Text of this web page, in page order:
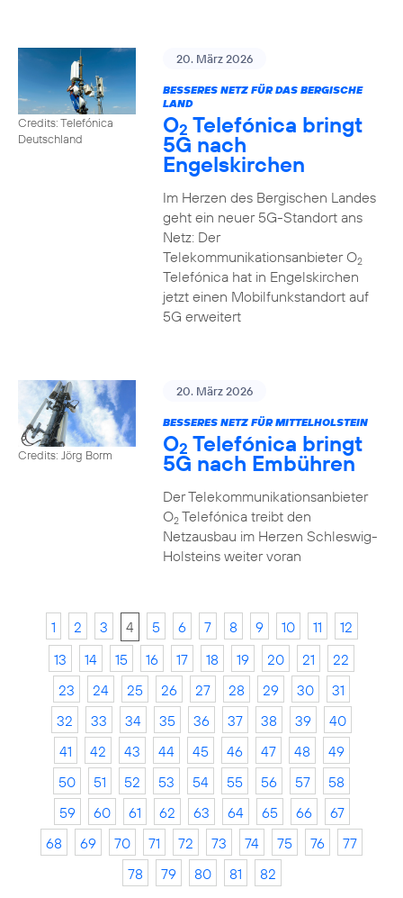
Credits: Telefónica
Deutschland
20. März 2026
BESSERES NETZ FÜR DAS BERGISCHE
LAND
O2 Telefónica bringt
5G nach
Engelskirchen
Im Herzen des Bergischen Landes
geht ein neuer 5G-Standort ans
Netz: Der
Telekommunikationsanbieter O2
Telefónica hat in Engelskirchen
jetzt einen Mobilfunkstandort auf
5G erweitert
Credits: Jörg Borm
20. März 2026
BESSERES NETZ FÜR MITTELHOLSTEIN
O2 Telefónica bringt
5G nach Embühren
Der Telekommunikationsanbieter
O2Telefónica treibt den
Netzausbau im Herzen Schleswig-
Holsteins weiter voran
1 2 3 4 5 6 7 8 9 10 11
12
13
14 15 16 17 18 19 20 21
22
23
24 25 26 27 28 29 30
31
32
33 34 35 36 37 38 39
40
41
42 43 44 45 46 47 48
49
50
51 52 53 54 55 56 57
58
59
60 61 62 63 64 65 66
67
68
69 70 71 72 73 74 75 76
77
78
79 80 81 82